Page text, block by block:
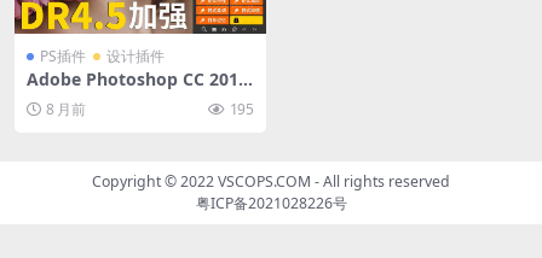
PS插件 设计插件
Adobe Photoshop CC 2019
中文免激活版下载附Dr4.5修
图插件
8 月前 195
Copyright © 2022VSCOPS.COM - All rights reserved
粤ICP备2021028226号